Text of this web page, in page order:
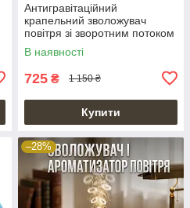
Антигравітаційний
крапельний зволожувач
повітря зі зворотним потоком
Anti Gravity Humidifier
В наявності
725 ₴ 1 150 ₴
Купити
–28%